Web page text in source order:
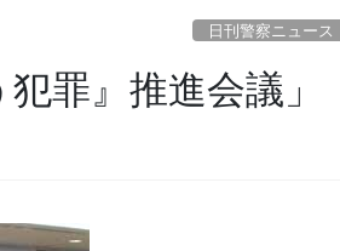
日刊警察ニュース